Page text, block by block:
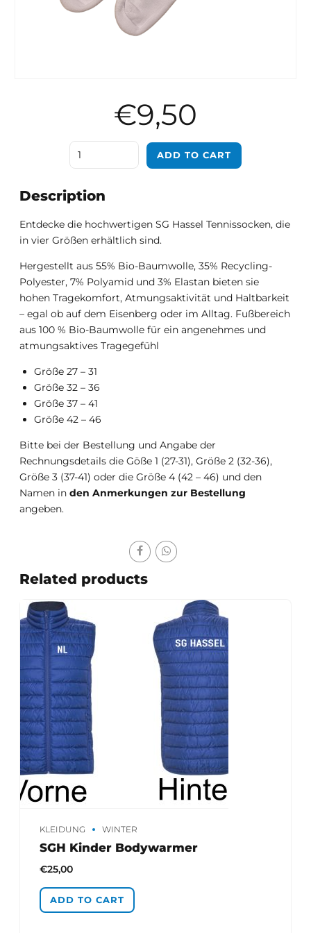
€9,50
Quantity
ADD TO CART
Description
Entdecke die hochwertigen SG Hassel Tennissocken, die
in vier Größen erhältlich sind.
Hergestellt aus 55% Bio-Baumwolle, 35% Recycling-
Polyester, 7% Polyamid und 3% Elastan bieten sie
hohen Tragekomfort, Atmungsaktivität und Haltbarkeit
– egal ob auf dem Eisenberg oder im Alltag. Fußbereich
aus 100 % Bio-Baumwolle für ein angenehmes und
atmungsaktives Tragegefühl
Größe 27 – 31
Größe 32 – 36
Größe 37 – 41
Größe 42 – 46
Bitte bei der Bestellung und Angabe der
Rechnungsdetails die Göße 1 (27-31), Größe 2 (32-36),
Größe 3 (37-41) oder die Größe 4 (42 – 46) und den
Namen in den Anmerkungen zur Bestellung
angeben.
Related products
KLEIDUNG WINTER
SGH Kinder Bodywarmer
€25,00
ADD TO CART